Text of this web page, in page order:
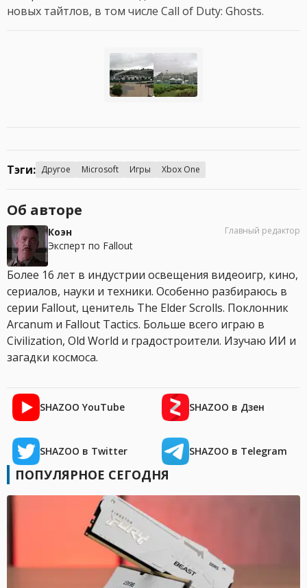
новых тайтлов, в том числе Call of Duty: Ghosts.
Тэги: Другое Microsoft Игры Xbox One
Об авторе
Коэн
Эксперт по Fallout
Главный редактор
Более 16 лет в индустрии освещения видеоигр, кино,
сериалов, науки и техники. Особенно разбираюсь в
серии Fallout, ценитель The Elder Scrolls. Поклонник
Arcanum и Fallout Tactics. Больше всего играю в
Civilization, Old World и градостроители. Изучаю ИИ и
загадки космоса.
SHAZOO YouTube SHAZOO в Дзен
SHAZOO в Twitter SHAZOO в Telegram
ПОПУЛЯРНОЕ СЕГОДНЯ